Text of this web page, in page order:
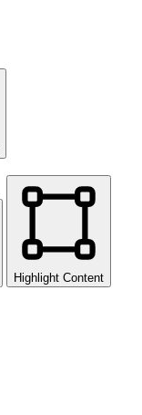
Highlight Content